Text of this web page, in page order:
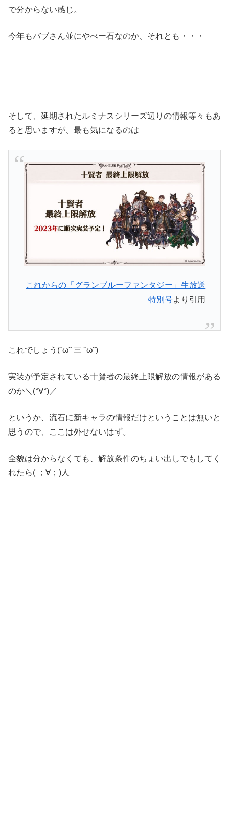
で分からない感じ。
今年もバブさん並にやべー石なのか、それとも・・・
そして、延期されたルミナスシリーズ辺りの情報等々もあ
ると思いますが、最も気になるのは
これからの「グランブルーファンタジー」生放送
特別号より引用
これでしょう(˘ω˘ 三 ˘ω˘)
実装が予定されている十賢者の最終上限解放の情報がある
のか＼(°∀°)／
というか、流石に新キャラの情報だけということは無いと
思うので、ここは外せないはず。
全貌は分からなくても、解放条件のちょい出しでもしてく
れたら( ；∀；)人